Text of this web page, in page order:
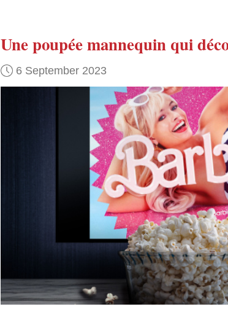
Une poupée mannequin qui
6 September 2023